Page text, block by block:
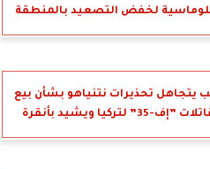
لخفض التصعيد بالمنطقة
يتجاهل تحذيرات نتنياهو بشأن بيع
”إف-35” لتركيا ويشيد بأنقرة